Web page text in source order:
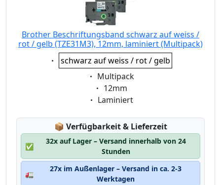
Brother Beschriftungsband schwarz auf weiss /
rot / gelb (TZE31M3), 12mm, laminiert (Multipack)
Eigenschaft:
schwarz auf weiss / rot / gelb
Eigenschaft:
Multipack
Eigenschaft:
12mm
Eigenschaft:
Laminiert
📦 Lagerstatus:
Verfügbarkeit & Lieferzeit
✅
32x auf Lager – Versand innerhalb von 24
Stunden
🚛
27x im Außenlager – Versand in ca. 2-3
Werktagen